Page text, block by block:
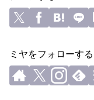
ミヤをフォローする